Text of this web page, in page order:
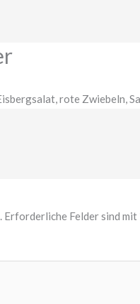
rote Zwiebeln,
Erforderliche Felder sind mit